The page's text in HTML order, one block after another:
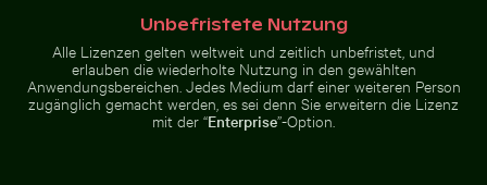
Gefrorener Ast mit kunstvollen
Eisformationen
Sandweg zur Insel Ko Nui
Sonnenuntergangsblick aus Flugzeugfenster mit
Mangrovenbaum im Yum Balam Flora
Unbefristete Nutzung
Alle Lizenzen gelten weltweit und zeitlich unbefristet, und
erlauben die wiederholte Nutzung in den gewählten
Anwendungsbereichen. Jedes Medium darf einer weiteren Person
zugänglich gemacht werden, es sei denn Sie erweitern die Lizenz
mit der “Enterprise”-Option.